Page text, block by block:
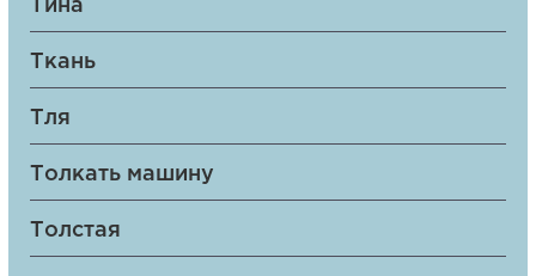
Тина
Ткань
Тля
Толкать машину
Толстая